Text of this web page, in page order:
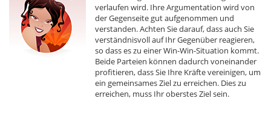
verlaufen wird. Ihre Argumentation wird von
der Gegenseite gut aufgenommen und
verstanden. Achten Sie darauf, dass auch Sie
verständnisvoll auf Ihr Gegenüber reagieren,
so dass es zu einer Win-Win-Situation kommt.
Beide Parteien können dadurch voneinander
profitieren, dass Sie Ihre Kräfte vereinigen, um
ein gemeinsames Ziel zu erreichen. Dies zu
erreichen, muss Ihr oberstes Ziel sein.